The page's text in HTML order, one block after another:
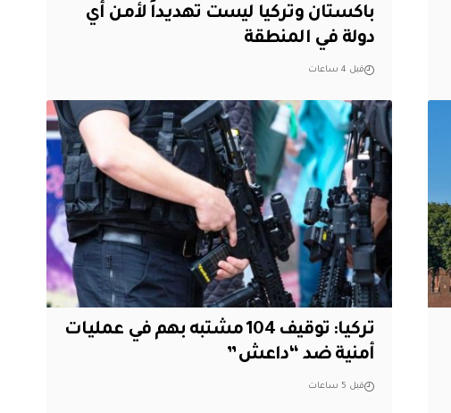
باكستان وتركيا ليست تهديداً لأمن أي
دولة في المنطقة
قبل 4 ساعات
تركيا: توقيف 104 مشتبه بهم في عمليات
أمنية ضد “داعش”
قبل 5 ساعات